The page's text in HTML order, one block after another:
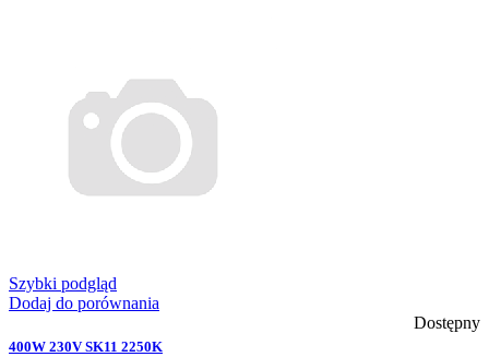
Szybki podgląd
Dodaj do porównania
Dostępny
400W 230V SK11 2250K